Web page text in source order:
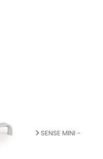
SENSE MINI -